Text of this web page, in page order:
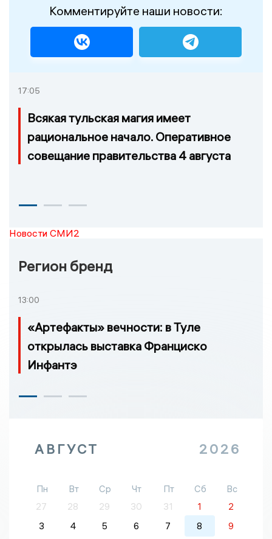
Комментируйте наши новости:
17:05
Всякая тульская магия имеет
рациональное начало. Оперативное
совещание правительства 4 августа
Новости СМИ2
Регион бренд
13:00
«Артефакты» вечности: в Туле
открылась выставка Франциско
Инфантэ
АВГУСТ 2026
Пн Вт Ср Чт Пт Сб
Вс
27
28 29 30 31 1
2
3
4 5 6 7 8
9